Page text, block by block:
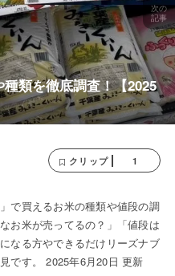
類を徹底調査！【2025
次の
記事
クリップ 1
で買えるお米の種類や値段の調
お米が売ってるの？」「値段は
なる方やできるだけリーズナブ
です。 2025年6月20日 更新